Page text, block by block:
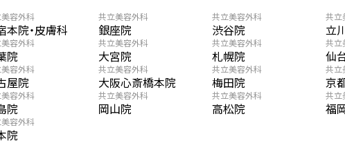
容外科
本院・皮膚科
共立美容外科
銀座院
共立美容外科
渋谷院
共立
立
容外科
院
共立美容外科
大宮院
共立美容外科
札幌院
共立
仙
容外科
屋院
共立美容外科
大阪心斎橋本院
共立美容外科
梅田院
共立
京
容外科
院
共立美容外科
岡山院
共立美容外科
高松院
共立
福
容外科
院